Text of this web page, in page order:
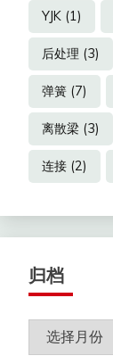
YJK (1)
后处理 (3)
弹簧 (7)
离散梁 (3)
连接 (2)
归档
档